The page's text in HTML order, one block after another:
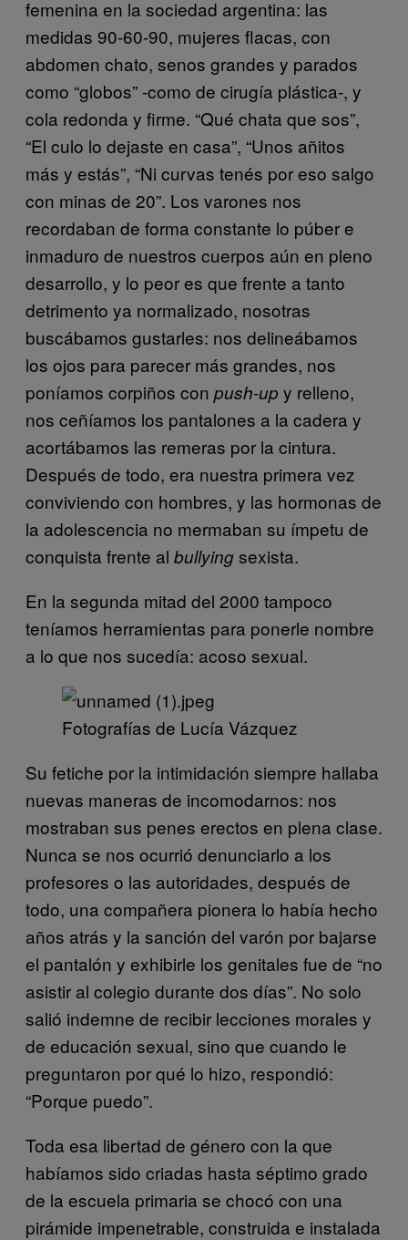
femenina en la sociedad argentina: las
medidas 90-60-90, mujeres flacas, con
abdomen chato, senos grandes y parados
como “globos” -como de cirugía plástica-, y
cola redonda y firme. “Qué chata que sos”,
“El culo lo dejaste en casa”, “Unos añitos
más y estás”, “Ni curvas tenés por eso salgo
con minas de 20”. Los varones nos
recordaban de forma constante lo púber e
inmaduro de nuestros cuerpos aún en pleno
desarrollo, y lo peor es que frente a tanto
detrimento ya normalizado, nosotras
buscábamos gustarles: nos delineábamos
los ojos para parecer más grandes, nos
poníamos corpiños con push-up y relleno,
nos ceñíamos los pantalones a la cadera y
acortábamos las remeras por la cintura.
Después de todo, era nuestra primera vez
conviviendo con hombres, y las hormonas de
la adolescencia no mermaban su ímpetu de
conquista frente al bullyingsexista.
En la segunda mitad del 2000 tampoco
teníamos herramientas para ponerle nombre
a lo que nos sucedía: acoso sexual.
Fotografías de Lucía Vázquez
Su fetiche por la intimidación siempre hallaba
nuevas maneras de incomodarnos: nos
mostraban sus penes erectos en plena clase.
Nunca se nos ocurrió denunciarlo a los
profesores o las autoridades, después de
todo, una compañera pionera lo había hecho
años atrás y la sanción del varón por bajarse
el pantalón y exhibirle los genitales fue de “no
asistir al colegio durante dos días”. No solo
salió indemne de recibir lecciones morales y
de educación sexual, sino que cuando le
preguntaron por qué lo hizo, respondió:
“Porque puedo”.
Toda esa libertad de género con la que
habíamos sido criadas hasta séptimo grado
de la escuela primaria se chocó con una
pirámide impenetrable, construida e instalada